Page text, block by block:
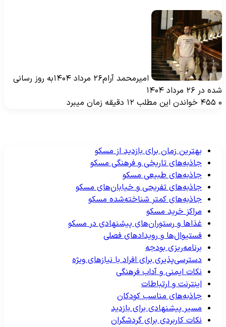
امیرمحمد آرام۲۶ مرداد ۱۴۰۴
به روز رسانی
در ۲۶ مرداد ۱۴۰۴
خواندن این مطلب ۱۲ دقیقه زمان میبرد
بهترین زمان برای بازدید از مسکو
جاذبه‌های تاریخی و فرهنگی مسکو
جاذبه‌های طبیعی مسکو
جاذبه‌های تفریحی و خیابان‌های مسکو
جاذبه‌های کمتر شناخته‌شده مسکو
مراکز خرید مسکو
غذاها و رستوران‌های پیشنهادی در مسکو
فستیوال‌ها و رویدادهای فصلی
برنامه‌ریزی بودجه
دسترسی‌پذیری برای افراد با نیازهای ویژه
نکات ایمنی و آداب فرهنگی
اینترنت و ارتباطات
جاذبه‌های مناسب کودکان
مسیر پیشنهادی برای بازدید
نکات کاربردی برای گردشگران